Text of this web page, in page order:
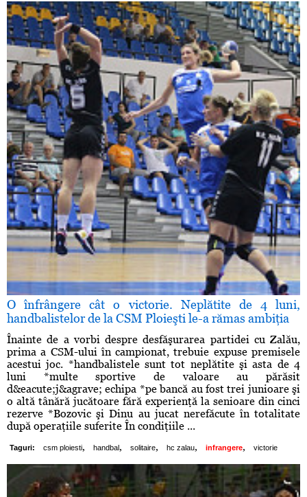
O înfrângere cât o victorie. Neplătite de 4 luni,
handbalistelor de la CSM Ploieşti le-a rămas ambiţia
Înainte de a vorbi despre desfăşurarea partidei cu Zalău,
prima a CSM-ului în campionat, trebuie expuse premisele
acestui joc. *handbalistele sunt tot neplătite şi asta de 4
luni *multe sportive de valoare au părăsit
d&eacute;j&agrave; echipa *pe bancă au fost trei junioare şi
o altă tânără jucătoare fără experienţă la senioare din cinci
rezerve *Bozovic şi Dinu au jucat nerefăcute în totalitate
după operaţiile suferite În condiţiile ...
Taguri: csm ploiesti, handbal , solitaire, hc zalau, infrangere, victorie